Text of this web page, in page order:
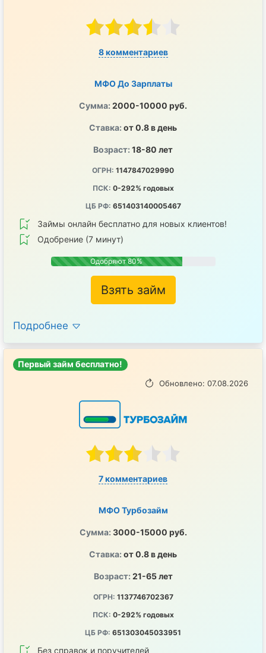
8 комментариев
МФО До Зарплаты
Сумма: 2000-10000 руб.
Ставка: от 0.8 в день
Возраст: 18-80 лет
ОГРН: 1147847029990
ПСК: 0-292% годовых
ЦБ РФ: 651403140005467
Займы онлайн бесплатно для новых клиентов!
Одобрение (7 минут)
Одобряют 80%
Взять займ
Подробнее
Первый займ бесплатно!
Обновлено: 07.08.2026
7 комментариев
МФО Турбозайм
Сумма: 3000-15000 руб.
Ставка: от 0.8 в день
Возраст: 21-65 лет
ОГРН: 1137746702367
ПСК: 0-292% годовых
ЦБ РФ: 651303045033951
Без справок и поручителей